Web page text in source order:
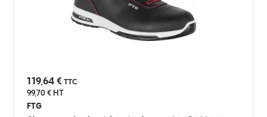
119,64 € TTC
99,70 €HT
FTG